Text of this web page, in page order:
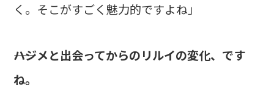
く。そこがすごく魅力的ですよね」
――ハジメと出会ってからのリルイの変化、です
ね。